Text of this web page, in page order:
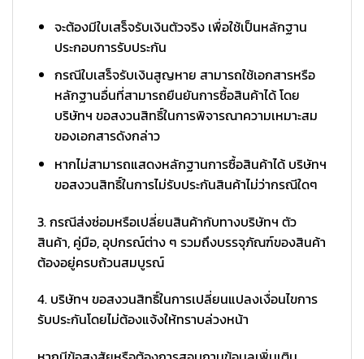
จะต้องมีใบเสร็จรับเงินตัวจริง เพื่อใช้เป็นหลักฐาน
ประกอบการรับประกัน
กรณีใบเสร็จรับเงินสูญหาย สามารถใช้เอกสารหรือ
หลักฐานอื่นที่สามารถยืนยันการซื้อสินค้าได้ โดย
บริษัทฯ ขอสงวนสิทธิ์ในการพิจารณาความเหมาะสม
ของเอกสารดังกล่าว
หากไม่สามารถแสดงหลักฐานการซื้อสินค้าได้ บริษัทฯ
ขอสงวนสิทธิ์ในการไม่รับประกันสินค้าไม่ว่ากรณีใดๆ
3. กรณีส่งซ่อมหรือเปลี่ยนสินค้ากับทางบริษัทฯ ตัว
สินค้า, คู่มือ, อุปกรณ์ต่าง ๆ รวมถึงบรรจุภัณฑ์ของสินค้า
ต้องอยู่ครบถ้วนสมบูรณ์
4. บริษัทฯ ขอสงวนสิทธิ์ในการเปลี่ยนแปลงเงื่อนไขการ
รับประกันโดยไม่ต้องแจ้งให้ทราบล่วงหน้า